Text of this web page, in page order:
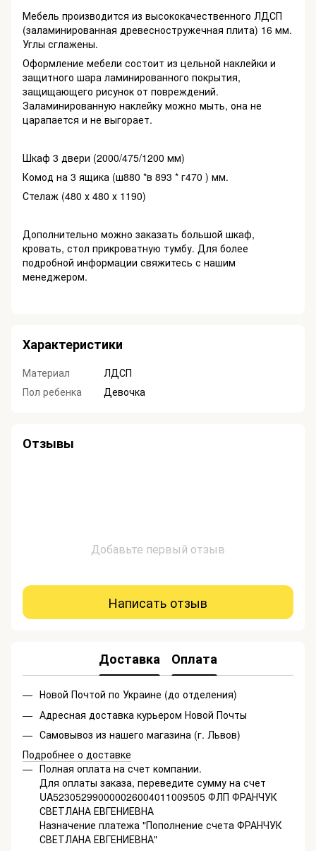
Мебель производится из высококачественного ЛДСП
(заламинированная древесностружечная плита) 16 мм.
Углы сглажены.
Оформление мебели состоит из цельной наклейки и
защитного шара ламинированного покрытия,
защищающего рисунок от повреждений.
Заламинированную наклейку можно мыть, она не
царапается и не выгорает.
Шкаф 3 двери (2000/475/1200 мм)
Комод на 3 ящика (ш880 *в 893 * г470 ) мм.
Стелаж (480 х 480 х 1190)
Дополнительно можно заказать большой шкаф,
кровать, стол прикроватную тумбу. Для более
подробной информации свяжитесь с нашим
менеджером.
Характеристики
Материал
ЛДСП
Пол ребенка
Девочка
Отзывы
Добавьте первый отзыв
Написать отзыв
Доставка Оплата
Новой Почтой по Украине (до отделения)
Адресная доставка курьером Новой Почты
Самовывоз из нашего магазина (г. Львов)
Подробнее о доставке
Полная оплата на счет компании.
Для оплаты заказа, переведите сумму на счет
UA523052990000026004011009505 ФЛП ФРАНЧУК
СВЕТЛАНА ЕВГЕНИЕВНА
Назначение платежа "Пополнение счета ФРАНЧУК
СВЕТЛАНА ЕВГЕНИЕВНА"